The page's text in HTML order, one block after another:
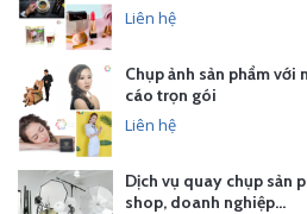
Liên hệ
Chụp ảnh sản phẩm
cáo trọn gói
Liên hệ
Dịch vụ quay chụp sản
shop, doanh nghiệp…